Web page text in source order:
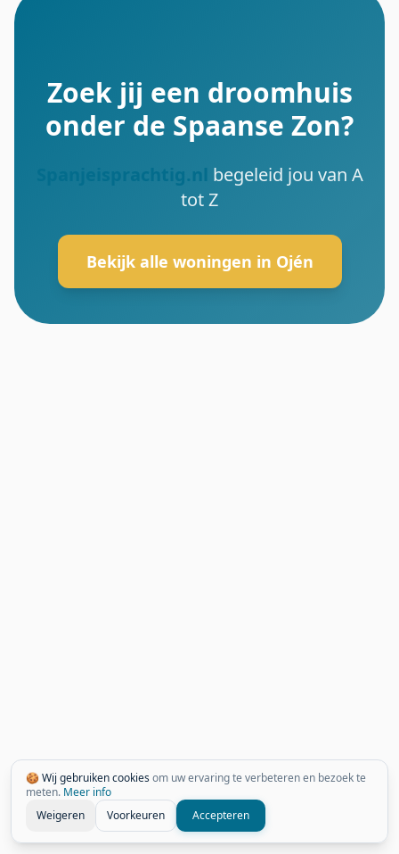
🍪 Wij gebruiken cookiesom uw ervaring te verbeteren en bezoek te
meten. Meer info
Weigeren
Voorkeuren Accepteren
Zoek jij een droomhuis
onder de Spaanse Zon?
Spanjeisprachtig.nl begeleid jou van A
tot Z
Bekijk alle woningen in Ojén